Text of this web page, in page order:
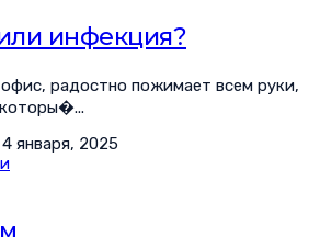
инфекция?
радостно пожимает всем руки,
4 января, 2025